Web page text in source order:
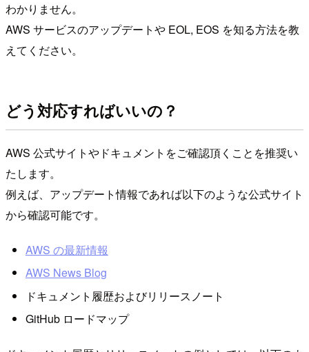
わかりません。
AWS サービスのアップデートや EOL, EOS を知る方法を教
えてください。
どう対応すればいいの？
AWS 公式サイトやドキュメントをご確認頂くことを推奨い
たします。
例えば、アップデート情報であれば以下のような公式サイト
から確認可能です。
AWS の最新情報
AWS News Blog
ドキュメント履歴およびリリースノート
GitHub ロードマップ